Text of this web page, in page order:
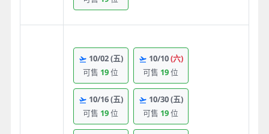
10/02(五)
可售 19位
10/10(六)
可售 19位
10/16(五)
可售 19位
10/30(五)
可售 19位